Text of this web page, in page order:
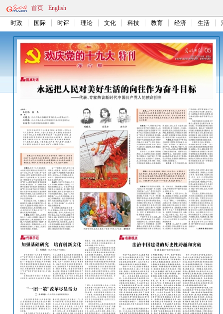
首页 English
时政 国际 时评 理论 文化 科技 教育 经济 生活